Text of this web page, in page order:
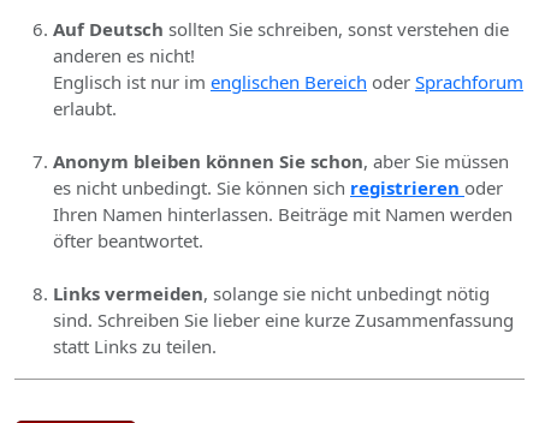
Auf Deutsch sollten Sie schreiben, sonst verstehen die
anderen es nicht!
Englisch ist nur im englischen Bereich oder Sprachforum
erlaubt.
Anonym bleiben können Sie schon, aber Sie müssen
es nicht unbedingt. Sie können sich registrieren oder
Ihren Namen hinterlassen. Beiträge mit Namen werden
öfter beantwortet.
Links vermeiden, solange sie nicht unbedingt nötig
sind. Schreiben Sie lieber eine kurze Zusammenfassung
statt Links zu teilen.